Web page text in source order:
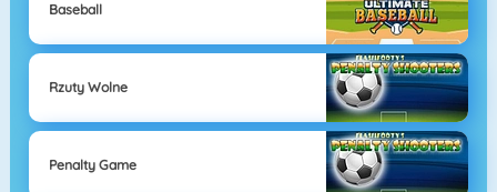
Baseball
Rzuty Wolne
Penalty Game